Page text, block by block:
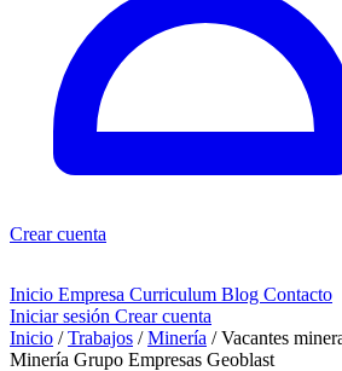
Crear cuenta
Inicio Empresa Curriculum Blog Contacto
Iniciar sesión Crear cuenta
Inicio / Trabajos / Minería / Vacantes
Minería Grupo Empresas Geoblast